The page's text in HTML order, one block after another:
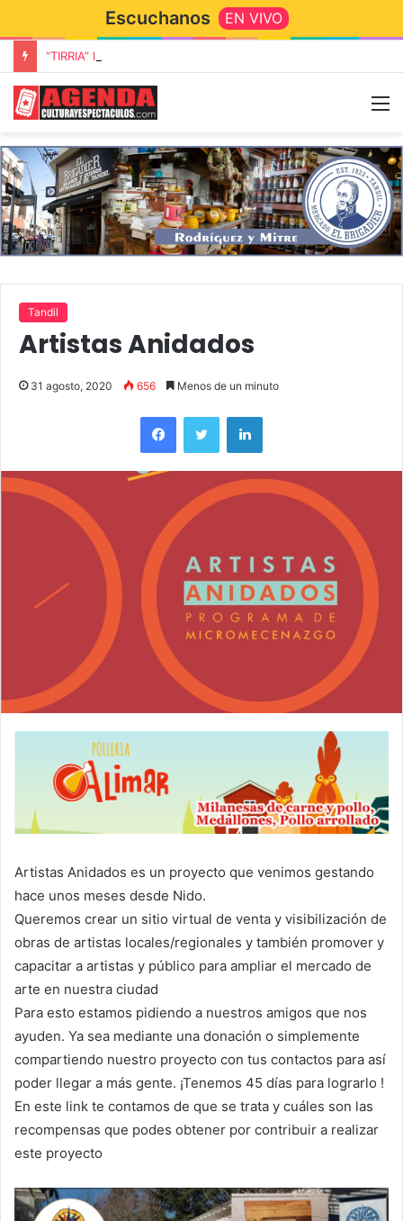
Escuchanos EN VIVO
Tandil
Artistas Anidados
31 agosto, 2020 656 Menos de un minuto
Artistas Anidados es un proyecto que venimos gestando
hace unos meses desde Nido.
Queremos crear un sitio virtual de venta y visibilización de
obras de artistas locales/regionales y también promover y
capacitar a artistas y público para ampliar el mercado de
arte en nuestra ciudad
Para esto estamos pidiendo a nuestros amigos que nos
ayuden. Ya sea mediante una donación o simplemente
compartiendo nuestro proyecto con tus contactos para así
poder llegar a más gente. ¡Tenemos 45 días para lograrlo !
En este link te contamos de que se trata y cuáles son las
recompensas que podes obtener por contribuir a realizar
este proyecto